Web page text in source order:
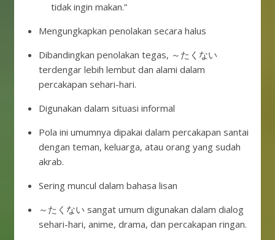
tidak ingin makan.”
Mengungkapkan penolakan secara halus
Dibandingkan penolakan tegas, ～たくない
terdengar lebih lembut dan alami dalam
percakapan sehari-hari.
Digunakan dalam situasi informal
Pola ini umumnya dipakai dalam percakapan santai
dengan teman, keluarga, atau orang yang sudah
akrab.
Sering muncul dalam bahasa lisan
～たくない sangat umum digunakan dalam dialog
sehari-hari, anime, drama, dan percakapan ringan.